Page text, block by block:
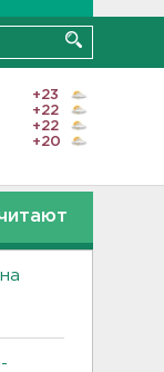
+23
+22
+22
+20